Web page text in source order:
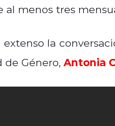
al menos tres
extenso la
de Género, Antonia